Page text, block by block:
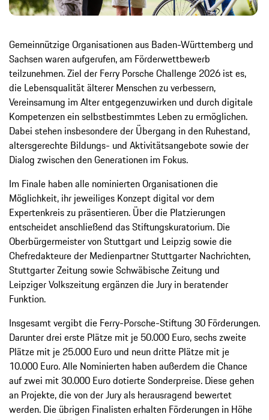
Gemeinnützige Organisationen aus Baden-Württemberg und
Sachsen waren aufgerufen, am Förderwettbewerb
teilzunehmen. Ziel der Ferry Porsche Challenge 2026 ist es,
die Lebensqualität älterer Menschen zu verbessern,
Vereinsamung im Alter entgegenzuwirken und durch digitale
Kompetenzen ein selbstbestimmtes Leben zu ermöglichen.
Dabei stehen insbesondere der Übergang in den Ruhestand,
altersgerechte Bildungs- und Aktivitätsangebote sowie der
Dialog zwischen den Generationen im Fokus.
Im Finale haben alle nominierten Organisationen die
Möglichkeit, ihr jeweiliges Konzept digital vor dem
Expertenkreis zu präsentieren. Über die Platzierungen
entscheidet anschließend das Stiftungskuratorium. Die
Oberbürgermeister von Stuttgart und Leipzig sowie die
Chefredakteure der Medienpartner Stuttgarter Nachrichten,
Stuttgarter Zeitung sowie Schwäbische Zeitung und
Leipziger Volkszeitung ergänzen die Jury in beratender
Funktion.
Insgesamt vergibt die Ferry-Porsche-Stiftung 30 Förderungen.
Darunter drei erste Plätze mit je 50.000 Euro, sechs zweite
Plätze mit je 25.000 Euro und neun dritte Plätze mit je
10.000 Euro. Alle Nominierten haben außerdem die Chance
auf zwei mit 30.000 Euro dotierte Sonderpreise. Diese gehen
an Projekte, die von der Jury als herausragend bewertet
werden. Die übrigen Finalisten erhalten Förderungen in Höhe